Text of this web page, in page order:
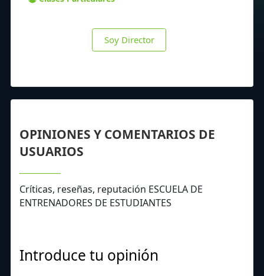
Soy Director
OPINIONES Y COMENTARIOS DE
USUARIOS
Críticas, reseñas, reputación ESCUELA DE
ENTRENADORES DE ESTUDIANTES
Introduce tu opinión